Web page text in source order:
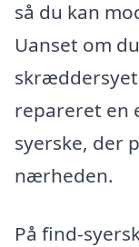
så du kan
Uanset om
repareret en
syerske, der
nærheden.
På find-